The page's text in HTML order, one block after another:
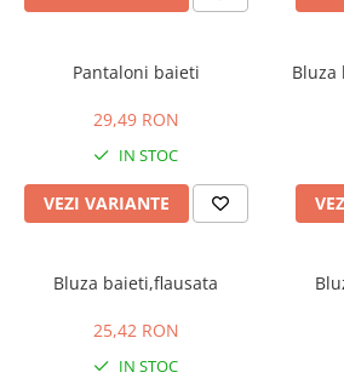
Pantaloni baieti
29,49 RON
IN STOC
VEZI VARIANTE
Bluza
Bluza baieti,flausata
25,42 RON
IN STOC